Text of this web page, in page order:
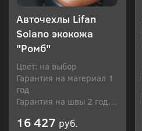
Авточехлы Lifan
Solano экокожа
"Ромб"
Цвет: на выбор
Гарантия на материал 1
год
Гарантия на швы 2 года
16 427 руб.